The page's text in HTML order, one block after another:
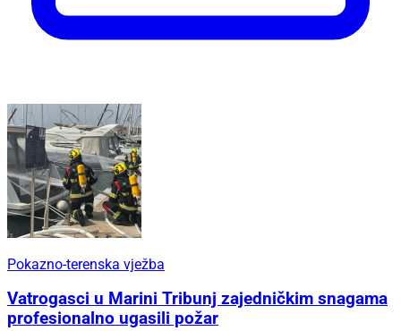
Pokazno-terenska vježba
Vatrogasci u Marini Tribunj zajedničkim snagama
profesionalno ugasili požar